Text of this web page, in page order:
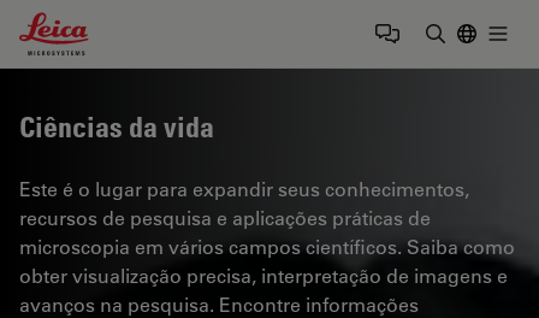
Leica Microsystems Logo
Ciências da vida
Este é o lugar para expandir seus conhecimentos,
recursos de pesquisa e aplicações práticas de
microscopia em vários campos científicos. Saiba como
obter visualização precisa, interpretação de imagens e
avanços na pesquisa. Encontre informações